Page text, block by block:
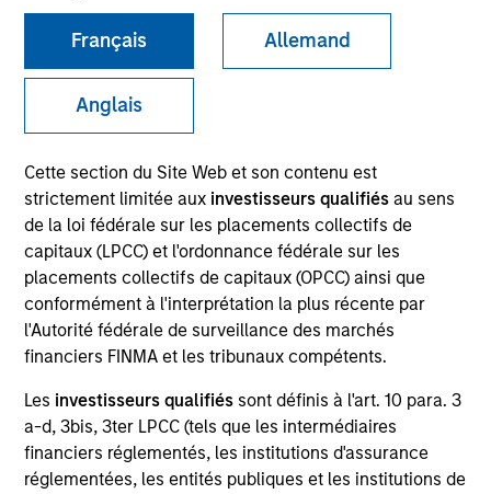
Français Allemand
Anglais
Cette section du Site Web et son contenu est
strictement limitée aux investisseurs qualifiésau sens
de la loi fédérale sur les placements collectifs de
capitaux (LPCC) et l'ordonnance fédérale sur les
placements collectifs de capitaux (OPCC) ainsi que
conformément à l'interprétation la plus récente par
l'Autorité fédérale de surveillance des marchés
financiers FINMA et les tribunaux compétents.
Les investisseurs qualifiés sont définis à l'art. 10 para. 3
a-d, 3bis, 3ter LPCC (tels que les intermédiaires
financiers réglementés, les institutions d'assurance
réglementées, les entités publiques et les institutions de
SECTOR
Healthcare
COUNTRY
United States
Invested on
Jun 2001